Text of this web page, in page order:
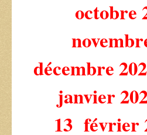
octobre
décembre
janvier
13 février